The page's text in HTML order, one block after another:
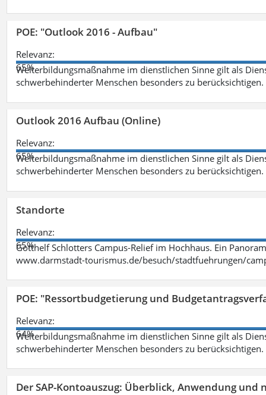
POE: "Outlook 2016 - Aufbau"
Relevanz:
65%
Weiterbildungsmaßnahme im dienstlichen Sinne gilt als
schwerbehinderter Menschen besonders zu berücksichtigen.
Outlook 2016 Aufbau (Online)
Relevanz:
65%
Weiterbildungsmaßnahme im dienstlichen Sinne gilt als
schwerbehinderter Menschen besonders zu berücksichtigen.
Standorte
Relevanz:
65%
Gotthelf Schlotters Campus-Relief im Hochhaus. Ein
www.darmstadt-tourismus.de/besuch/stadtfuehrungen/
POE: "Ressortbudgetierung und
Relevanz:
64%
Weiterbildungsmaßnahme im dienstlichen Sinne gilt als
schwerbehinderter Menschen besonders zu berücksichtigen.
Der SAP-Kontoauszug: Überblick, Anwendung